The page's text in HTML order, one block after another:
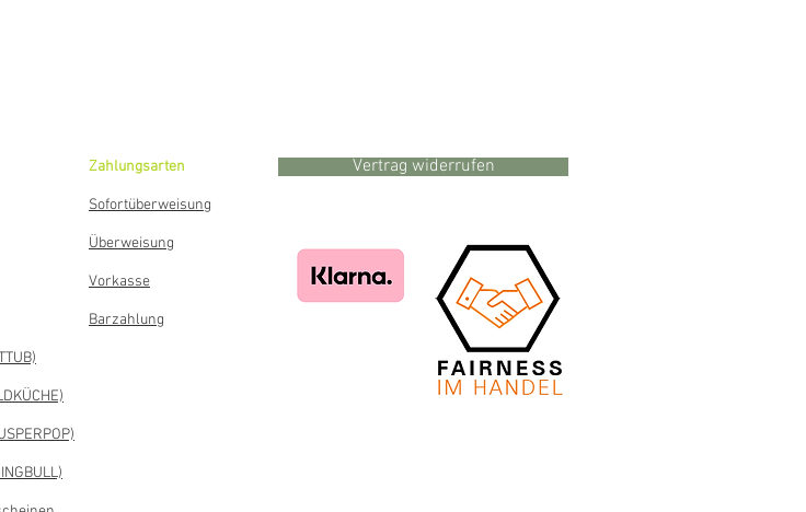
Zahlungsarten
Sofortüberweisung
Überweisung
Vorkasse
Barzahlung
Vertrag widerrufen